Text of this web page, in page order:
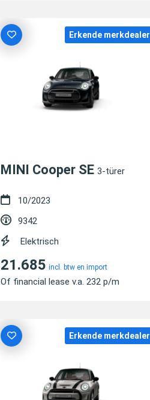
Erkende merkdealer
MINI Cooper SE 3-türer
10/2023
9342
Elektrisch
21.685 incl. btw en import
Of financial lease v.a. 232 p/m
Erkende merkdealer